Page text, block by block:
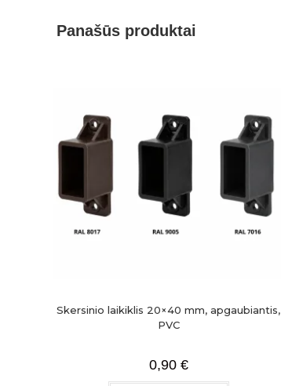
Panašūs produktai
Skersinio laikiklis 20×40 mm, apgaubiantis,
PVC
0,90 €